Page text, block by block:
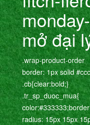
mở đại
.wrap-product-
border: 1px solid
.cb{clear:bold;}
.tr_sp_duoc_mua{
radius: 15px 15px